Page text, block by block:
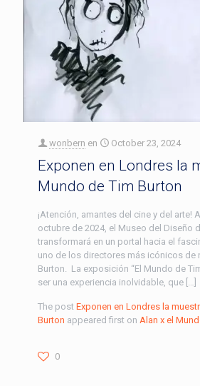
wonbern en October 23, 2024
Exponen en Londres la
Mundo de Tim Burton
¡Atención, amantes del cine y del arte!
octubre de 2024, el Museo del Diseño
transformará en un portal hacia el
uno de los directores más icónicos de
Burton. La exposición “El Mundo de
ser una experiencia inolvidable, que […]
The post Exponen en Londres la
Burton appeared first on Alan x el
0